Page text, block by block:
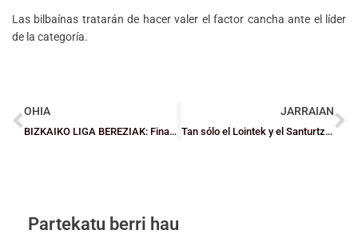
Las bilbaínas tratarán de hacer valer el factor cancha ante el líder
de la categoría.
OHIA
BIZKAIKO LIGA BEREZIAK: Finalista asko ditugu prest
JARRAIAN
Tan sólo el Lointek y el Santurtzi cumplen esta jornada en la que GDKO y Zornotza pierden sus lideratos
Partekatu berri hau